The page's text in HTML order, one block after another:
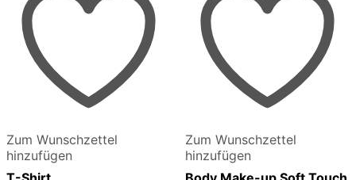
Zum Wunschzettel
hinzufügen
Zum Wunschzettel
hinzufügen